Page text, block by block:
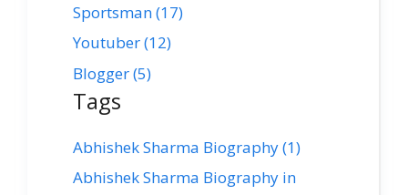
Sportsman (17)
Youtuber (12)
Blogger (5)
Tags
Abhishek Sharma Biography (1)
Abhishek Sharma Biography in